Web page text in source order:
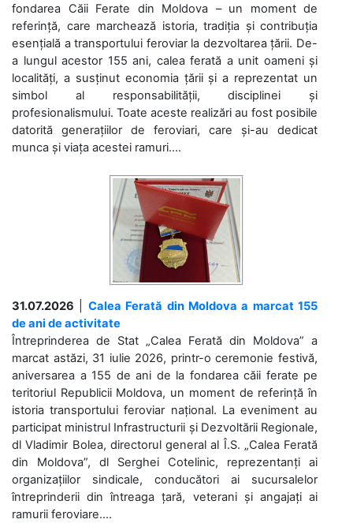
fondarea Căii Ferate din Moldova – un moment de
referință, care marchează istoria, tradiția și contribuția
esențială a transportului feroviar la dezvoltarea țării. De-
a lungul acestor 155 ani, calea ferată a unit oameni și
localități, a susținut economia țării și a reprezentat un
simbol al responsabilității, disciplinei și
profesionalismului. Toate aceste realizări au fost posibile
datorită generațiilor de feroviari, care și-au dedicat
munca și viața acestei ramuri....
31.07.2026
Calea Ferată din Moldova a marcat 155
de ani de activitate
Întreprinderea de Stat „Calea Ferată din Moldova” a
marcat astăzi, 31 iulie 2026, printr-o ceremonie festivă,
aniversarea a 155 de ani de la fondarea căii ferate pe
teritoriul Republicii Moldova, un moment de referință în
istoria transportului feroviar național. La eveniment au
participat ministrul Infrastructurii și Dezvoltării Regionale,
dl Vladimir Bolea, directorul general al Î.S. „Calea Ferată
din Moldova”, dl Serghei Cotelinic, reprezentanți ai
organizațiilor sindicale, conducători ai sucursalelor
întreprinderii din întreaga țară, veterani și angajați ai
ramurii feroviare....